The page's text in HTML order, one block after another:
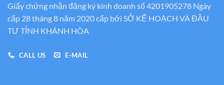
Giấy chứng nhận đăng ký kinh doanh số 4201905278 Ngày
cấp 28 tháng 8 năm 2020 cấp bới SỞ KẾ HOẠCH VÀ ĐẦU
TƯ TỈNH KHÁNH HÒA
CALL US E-MAIL